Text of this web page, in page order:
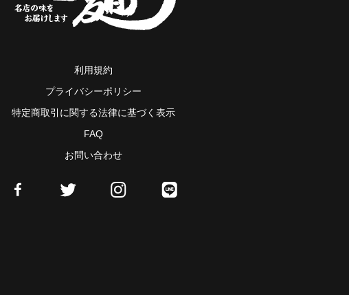
利用規約
プライバシーポリシー
特定商取引に関する法律に基づく表示
FAQ
お問い合わせ